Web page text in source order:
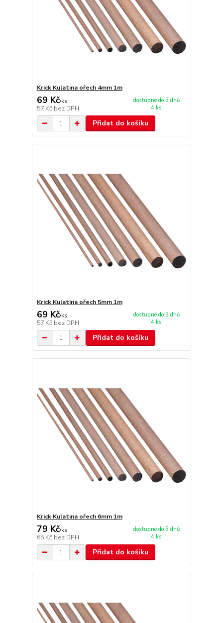
Krick Kulatina ořech 4mm 1m
69 Kč/ks
57 Kč bez DPH
dostupné do 3 dnů
4 ks
Přidat do košíku
Krick Kulatina ořech 5mm 1m
69 Kč/ks
57 Kč bez DPH
dostupné do 3 dnů
4 ks
Přidat do košíku
Krick Kulatina ořech 6mm 1m
79 Kč/ks
65 Kč bez DPH
dostupné do 3 dnů
4 ks
Přidat do košíku